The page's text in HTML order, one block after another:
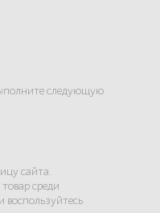
следующую
сайта.
среди
воспользуйтесь